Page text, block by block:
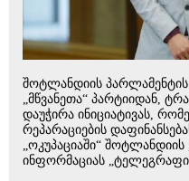
შოტლანდიის
„მწვანეთა“ პარტიიდან,
დაუჭირა ინიციატივას,
რეპარაციების
„ოკუპაციაში“
ინფორმაციას